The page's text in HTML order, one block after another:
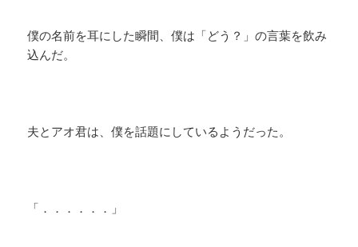
僕の名前を耳にした瞬間、僕は「どう？」の言葉を飲み
込んだ。
夫とアオ君は、僕を話題にしているようだった。
「．．．．．．」